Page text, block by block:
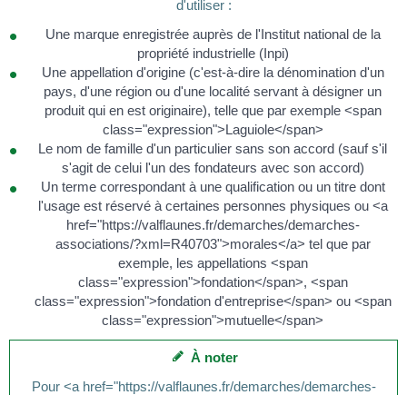
d'utiliser :
Une marque enregistrée auprès de l'Institut national de la
propriété industrielle (Inpi)
Une appellation d'origine (c'est-à-dire la dénomination d'un
pays, d'une région ou d'une localité servant à désigner un
produit qui en est originaire), telle que par exemple <span
class="expression">Laguiole</span>
Le nom de famille d'un particulier sans son accord (sauf s'il
s'agit de celui l'un des fondateurs avec son accord)
Un terme correspondant à une qualification ou un titre dont
l'usage est réservé à certaines personnes physiques ou <a
href="https://valflaunes.fr/demarches/demarches-
associations/?xml=R40703">morales</a> tel que par
exemple, les appellations <span
class="expression">fondation</span>, <span
class="expression">fondation d'entreprise</span> ou <span
class="expression">mutuelle</span>
À noter
Pour <a href="https://valflaunes.fr/demarches/demarches-